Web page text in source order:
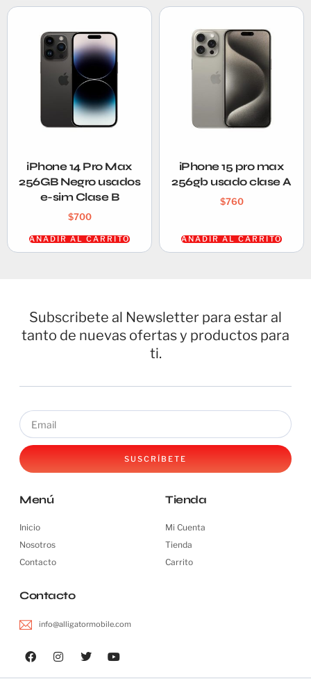
iPhone 14 Pro Max
256GB Negro usados
e-sim Clase B
$700
AÑADIR AL CARRITO
iPhone 15 pro max
256gb usado clase A
$760
AÑADIR AL CARRITO
Subscribete al Newsletter para estar al
tanto de nuevas ofertas y productos para
ti.
SUSCRÍBETE
Menú
Inicio
Nosotros
Contacto
Tienda
Mi Cuenta
Tienda
Carrito
Contacto
info@alligatormobile.com